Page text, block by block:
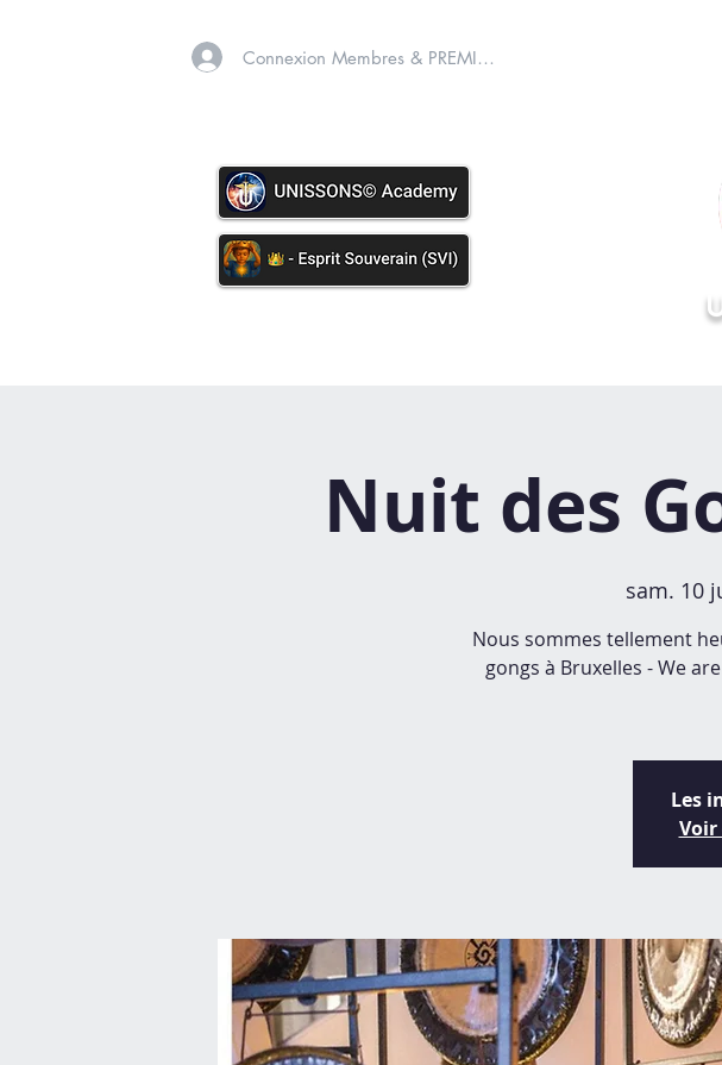
Connexion Membres & PREMIUM
Nuit des
sam. 10
Nous sommes tellement
gongs à Bruxelles - We
Les